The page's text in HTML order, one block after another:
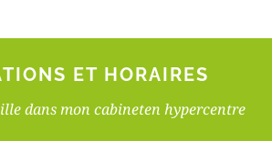
permet
sources
ET HORAIRES
dans mon cabineten hypercentre